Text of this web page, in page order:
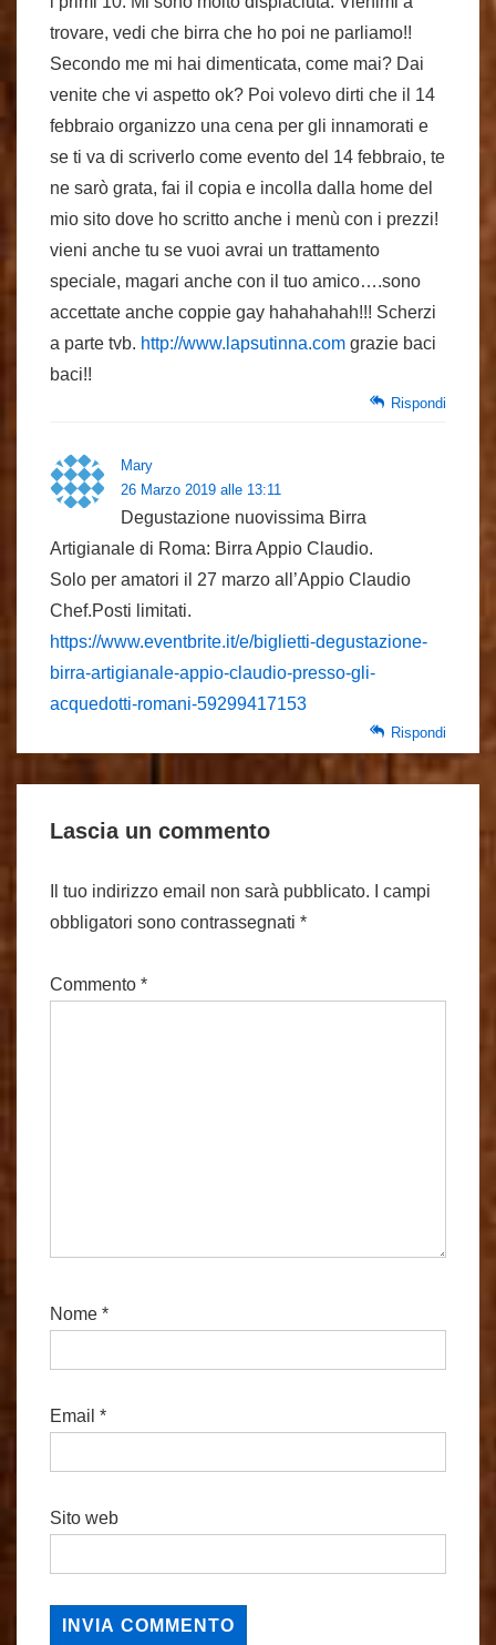
trovare, vedi che birra che ho poi ne parliamo!!
Secondo me mi hai dimenticata, come mai? Dai
venite che vi aspetto ok? Poi volevo dirti che il 14
febbraio organizzo una cena per gli innamorati e
se ti va di scriverlo come evento del 14 febbraio, te
ne sarò grata, fai il copia e incolla dalla home del
mio sito dove ho scritto anche i menù con i prezzi!
vieni anche tu se vuoi avrai un trattamento
speciale, magari anche con il tuo amico….sono
accettate anche coppie gay hahahahah!!! Scherzi
a parte tvb. http://www.lapsutinna.com grazie baci
baci!!
Rispondi
Mary
26 Marzo 2019 alle 13:11
Degustazione nuovissima Birra
Artigianale di Roma: Birra Appio Claudio.
Solo per amatori il 27 marzo all’Appio Claudio
Chef.Posti limitati.
https://www.eventbrite.it/e/biglietti-degustazione-
birra-artigianale-appio-claudio-presso-gli-
acquedotti-romani-59299417153
Rispondi
Lascia un commento
Il tuo indirizzo email non sarà pubblicato.
I campi
obbligatori sono contrassegnati *
Commento *
Nome *
Email *
Sito web